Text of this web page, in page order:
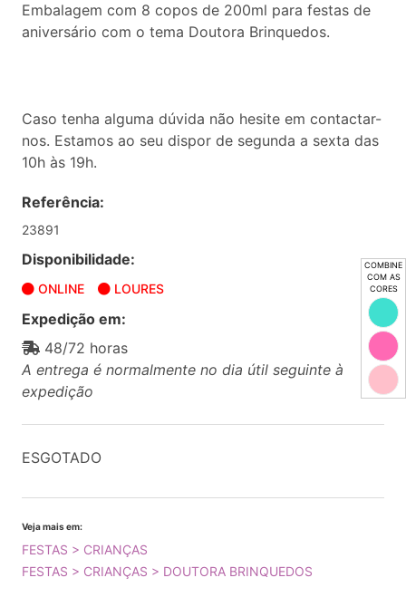
COMBINE
COM AS
CORES
Embalagem com 8 copos de 200ml para festas de
aniversário com o tema Doutora Brinquedos.
Caso tenha alguma dúvida não hesite em contactar-
nos. Estamos ao seu dispor de segunda a sexta das
10h às 19h.
Referência:
23891
Disponibilidade:
ONLINE LOURES
Expedição em:
48/72 horas
A entrega é normalmente no dia útil seguinte à
expedição
ESGOTADO
Veja mais em:
FESTAS > CRIANÇAS
FESTAS > CRIANÇAS > DOUTORA BRINQUEDOS